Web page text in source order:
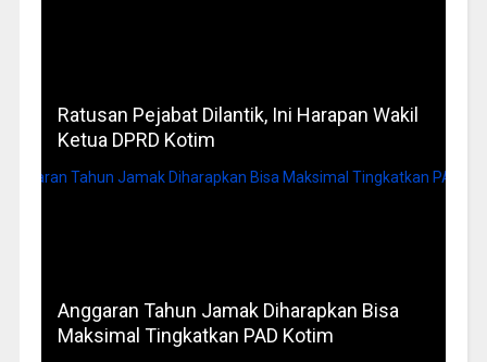
Ratusan Pejabat Dilantik, Ini Harapan Wakil
Ketua DPRD Kotim
Anggaran Tahun Jamak Diharapkan Bisa
Maksimal Tingkatkan PAD Kotim